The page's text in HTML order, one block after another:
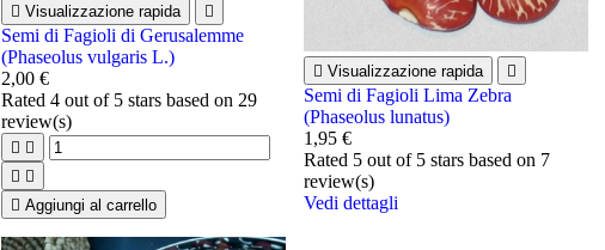
 Visualizzazione rapida 
Semi di Fagioli di Gerusalemme
(Phaseolus vulgaris L.)
2,00 €
Rated 4out of 5 stars based on 29
review(s)
 
 
 Aggiungi al carrello
 Visualizzazione rapida 
Semi di Fagioli Lima Zebra
(Phaseolus lunatus)
1,95 €
Rated 5out of 5 stars based on 7
review(s)
Vedi dettagli